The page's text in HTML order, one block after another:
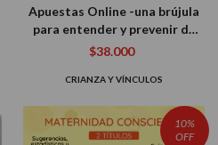
Apuestas Online -una brújula
para entender y prevenir de
forma temprana
$38.000
CRIANZA Y VÍNCULOS
10%
OFF